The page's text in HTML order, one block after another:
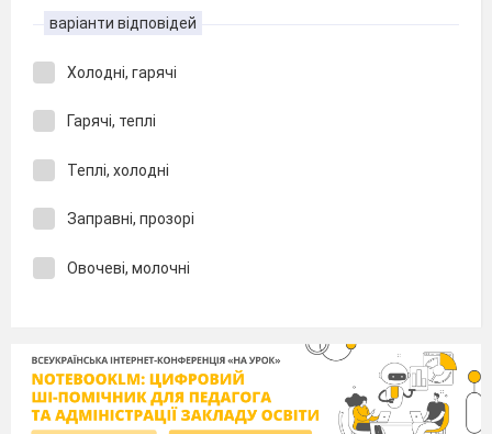
варіанти відповідей
Холодні, гарячі
Гарячі, теплі
Теплі, холодні
Заправні, прозорі
Овочеві, молочні